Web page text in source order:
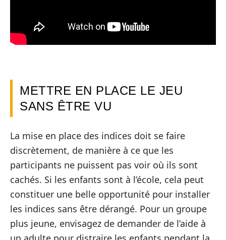
METTRE EN PLACE LE JEU
SANS ÊTRE VU
La mise en place des indices doit se faire
discrètement, de manière à ce que les
participants ne puissent pas voir où ils sont
cachés. Si les enfants sont à l’école, cela peut
constituer une belle opportunité pour installer
les indices sans être dérangé. Pour un groupe
plus jeune, envisagez de demander de l’aide à